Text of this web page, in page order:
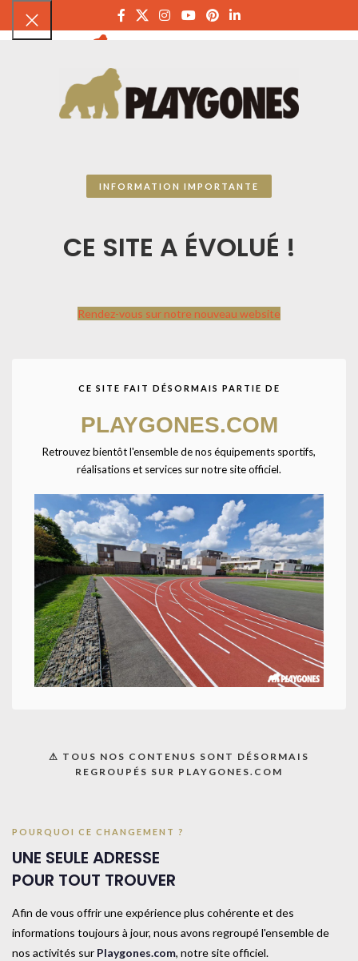
INFORMATION IMPORTANTE
CE SITE A ÉVOLUÉ !
Rendez-vous sur notre nouveau website
CE SITE FAIT DÉSORMAIS PARTIE DE
PLAYGONES.COM
Retrouvez bientôt l'ensemble de nos équipements sportifs,
réalisations et services sur notre site officiel.
⚠ TOUS NOS CONTENUS SONT DÉSORMAIS
REGROUPÉS SUR PLAYGONES.COM
POURQUOI CE CHANGEMENT ?
UNE SEULE ADRESSE
POUR TOUT TROUVER
Afin de vous offrir une expérience plus cohérente et des
informations toujours à jour, nous avons regroupé l'ensemble de
nos activités sur Playgones.com, notre site officiel.
Matériel scolaire
Rouge
Dessus de brique 24x6x3cm.
UNE QUESTION ? UN DEVIS ?
Décrivez votre projet
Confiez-nous la pose
Ajouter à la liste
TAILLE
CONTACTEZ-NOUS